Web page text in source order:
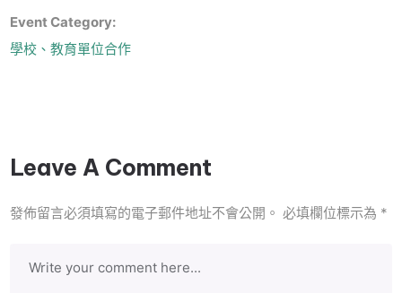
Event Category:
學校、教育單位合作
Leave A Comment
發佈留言必須填寫的電子郵件地址不會公開。 必填欄位標示為 *